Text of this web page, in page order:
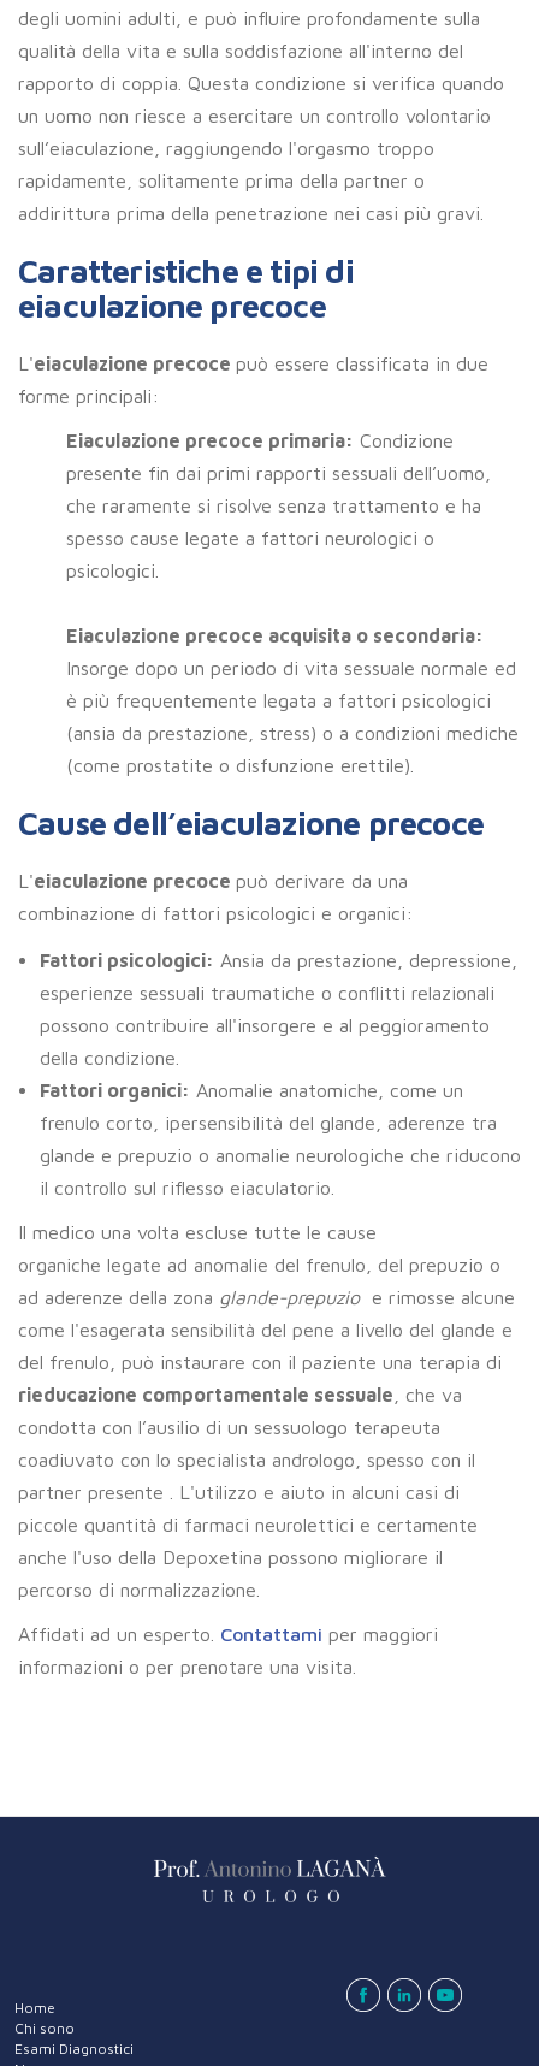
degli uomini adulti, e può influire profondamente sulla
qualità della vita e sulla soddisfazione all'interno del
rapporto di coppia. Questa condizione si verifica quando
un uomo non riesce a esercitare un controllo volontario
sull’eiaculazione, raggiungendo l'orgasmo troppo
rapidamente, solitamente prima della partner o
addirittura prima della penetrazione nei casi più gravi.
Caratteristiche e tipi di
eiaculazione precoce
L'eiaculazione precoce può essere classificata in due
forme principali:
Eiaculazione precoce primaria: Condizione
presente fin dai primi rapporti sessuali dell’uomo,
che raramente si risolve senza trattamento e ha
spesso cause legate a fattori neurologici o
psicologici.
Eiaculazione precoce acquisita o secondaria:
Insorge dopo un periodo di vita sessuale normale ed
è più frequentemente legata a fattori psicologici
(ansia da prestazione, stress) o a condizioni mediche
(come prostatite o disfunzione erettile).
Cause dell’eiaculazione precoce
L'eiaculazione precoce può derivare da una
combinazione di fattori psicologici e organici:
Fattori psicologici: Ansia da prestazione, depressione,
esperienze sessuali traumatiche o conflitti relazionali
possono contribuire all'insorgere e al peggioramento
della condizione.
Fattori organici: Anomalie anatomiche, come un
frenulo corto, ipersensibilità del glande, aderenze tra
glande e prepuzio o anomalie neurologiche che riducono
il controllo sul riflesso eiaculatorio.
Il medico una volta escluse tutte le cause
organiche legate ad anomalie del frenulo, del prepuzio o
ad aderenze della zona glande-prepuzio e rimosse alcune
come l'esagerata sensibilità del pene a livello del glande e
del frenulo, può instaurare con il paziente una terapia di
rieducazione comportamentale sessuale , che va
condotta con l’ausilio di un sessuologo terapeuta
coadiuvato con lo specialista andrologo, spesso con il
partner presente . L'utilizzo e aiuto in alcuni casi di
piccole quantità di farmaci neurolettici e certamente
anche l'uso della Depoxetina possono migliorare il
percorso di normalizzazione.
Affidati ad un esperto. Contattami per maggiori
informazioni o per prenotare una visita.
Home
Chi sono
Esami Diagnostici